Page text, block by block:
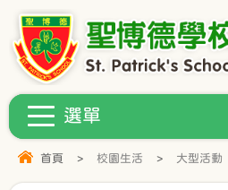
首頁 > 校園生活 > 大型活動